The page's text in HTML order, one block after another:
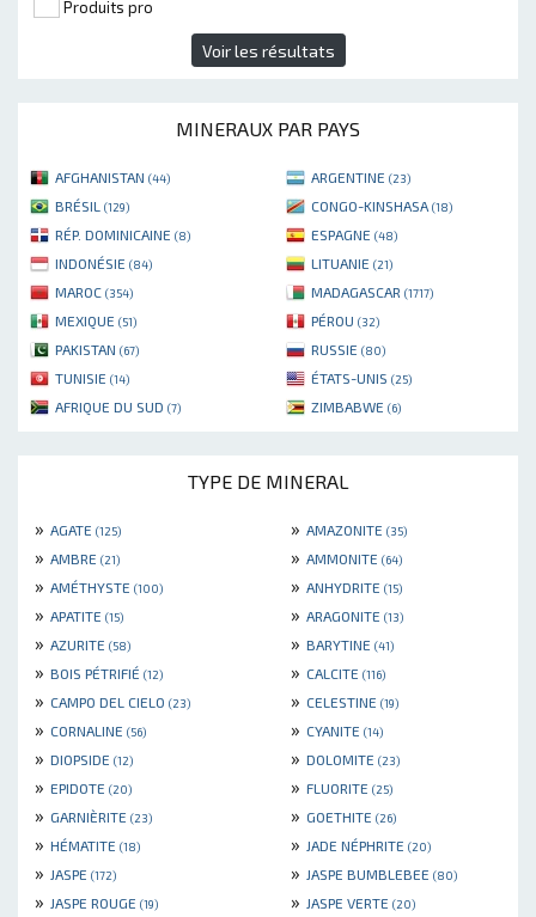
Produits pro
Voir les résultats
MINERAUX PAR PAYS
AFGHANISTAN (44) ARGENTINE (23)
BRÉSIL (129) CONGO-KINSHASA (18)
RÉP. DOMINICAINE (8) ESPAGNE (48)
INDONÉSIE (84) LITUANIE (21)
MAROC (354) MADAGASCAR (1717)
MEXIQUE (51) PÉROU (32)
PAKISTAN (67) RUSSIE (80)
TUNISIE (14) ÉTATS-UNIS (25)
AFRIQUE DU SUD (7) ZIMBABWE (6)
TYPE DE MINERAL
» AGATE (125) » AMAZONITE (35)
» AMBRE (21) » AMMONITE (64)
» AMÉTHYSTE (100) » ANHYDRITE (15)
» APATITE (15) » ARAGONITE (13)
» AZURITE (58) » BARYTINE (41)
» BOIS PÉTRIFIÉ (12) » CALCITE (116)
» CAMPO DEL CIELO (23) » CELESTINE (19)
» CORNALINE (56) » CYANITE (14)
» DIOPSIDE (12) » DOLOMITE (23)
» EPIDOTE (20) » FLUORITE (25)
» GARNIÈRITE (23) » GOETHITE (26)
» HÉMATITE (18) » JADE NÉPHRITE (20)
» JASPE (172) » JASPE BUMBLEBEE (80)
» JASPE ROUGE (19) » JASPE VERTE (20)